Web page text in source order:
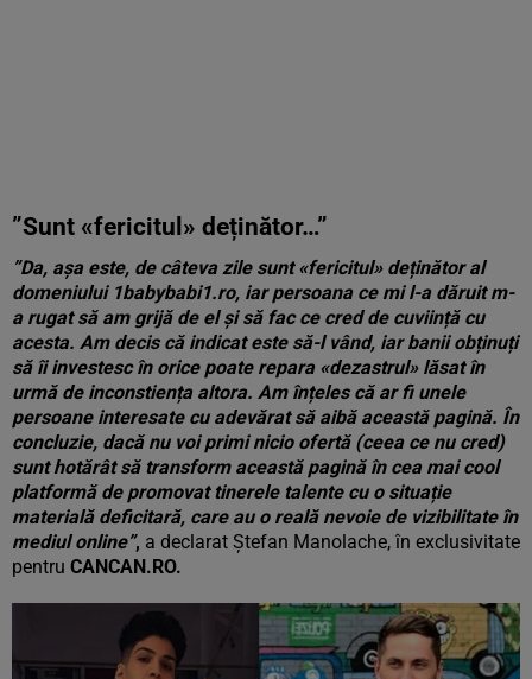
”Sunt «fericitul» deținător…”
”Da, așa este, de câteva zile sunt «fericitul» deținător al
domeniului 1babybabi1.ro, iar persoana ce mi l-a dăruit m-
a rugat să am grijă de el și să fac ce cred de cuviință cu
acesta. Am decis că indicat este să-l vând, iar banii obținuți
să îi investesc în orice poate repara «dezastrul» lăsat în
urmă de inconstiența altora. Am înțeles că ar fi unele
persoane interesate cu adevărat să aibă această pagină. În
concluzie, dacă nu voi primi nicio ofertă (ceea ce nu cred)
sunt hotărât să transform această pagină în cea mai cool
platformă de promovat tinerele talente cu o situație
materială deficitară, care au o reală nevoie de vizibilitate în
mediul online”, a declarat Ștefan Manolache, în exclusivitate
pentru CANCAN.RO.